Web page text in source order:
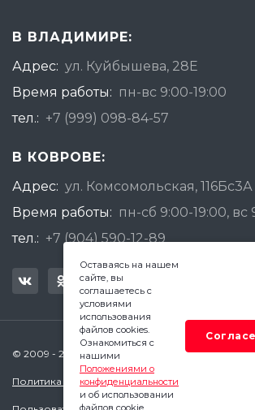
В ВЛАДИМИРЕ:
Адрес: ул. Куйбышева, 28Е
Время работы: пн-вс 9:00-19:00
тел.: +7 (999) 098-84-57
В КОВРОВЕ:
Адрес: ул. Комсомольская, 116Бс3А
Время работы: пн-сб 9:00-19:00, вс
тел.: +7 (904) 590-12-89
© 2009 - 2026 Квадратный Метр - Ковров
Политика конфиденциальности
Оставаясь на нашем
сайте, вы
соглашаетесь с
условиями
использования
файлов cookies.
Ознакомиться с
нашими
Положениями о
конфиденциальности
и об использовании
файлов cookie.